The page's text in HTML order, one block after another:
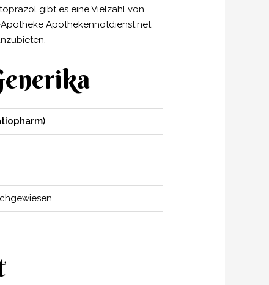
gibt es eine Vielzahl von
Apothekennotdienst.net